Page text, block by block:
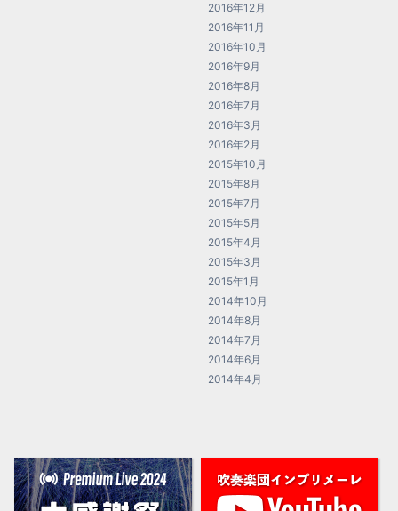
2016年12月
2016年11月
2016年10月
2016年9月
2016年8月
2016年7月
2016年3月
2016年2月
2015年10月
2015年8月
2015年7月
2015年5月
2015年4月
2015年3月
2015年1月
2014年10月
2014年8月
2014年7月
2014年6月
2014年4月